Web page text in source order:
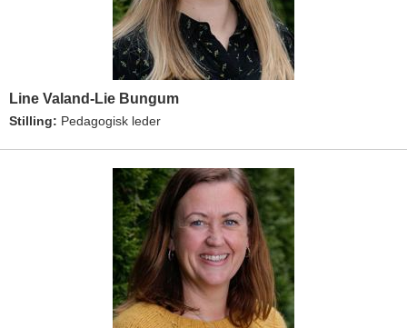
Line Valand-Lie Bungum
Stilling: Pedagogisk leder